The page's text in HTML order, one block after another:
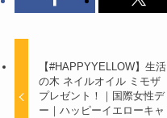
【#HAPPYYELLOW】生活
の木 ネイルオイル ミモザ
プレゼント！｜国際女性デ
ー｜ハッピーイエローキャ